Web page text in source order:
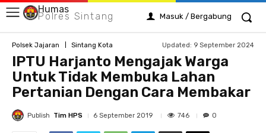
Humas
Polres Sintang Masuk / Bergabung
Polsek Jajaran Sintang Kota Updated: 9 September 2024
IPTU Harjanto Mengajak Warga
Untuk Tidak Membuka Lahan
Pertanian Dengan Cara Membakar
Publish Tim HPS 6 September 2019 746 0